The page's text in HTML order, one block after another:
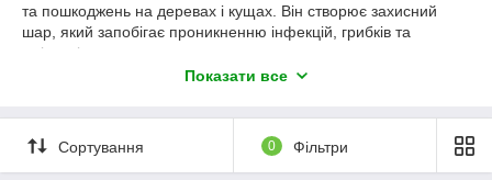
та пошкоджень на деревах і кущах. Він створює захисний
шар, який запобігає проникненню інфекцій, грибків та
шкідників, а також сприяє швидкому загоєнню тканин
Показати все
Сортування 0 Фільтри